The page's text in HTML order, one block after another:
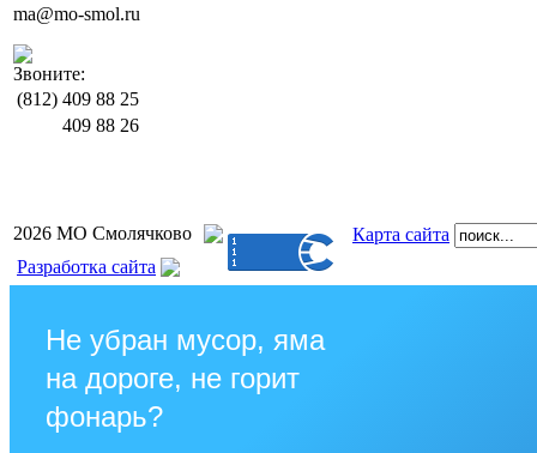
ma@mo-smol.ru
Звоните:
(812) 409 88 25
409 88 26
2026 МО Смолячково
Карта сайта
Разработка сайта
Не убран мусор, яма
на дороге, не горит
фонарь?